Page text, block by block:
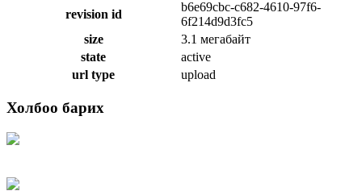
revision id
b6e69cbc-c682-4610-97f6-
6f214d9d3fc5
size
3.1 мегабайт
state
active
url type
upload
Холбоо барих